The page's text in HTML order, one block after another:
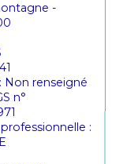
-
Non renseigné
n°
: